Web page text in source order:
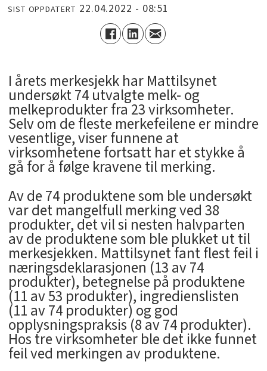
SIST OPPDATERT 22.04.2022 - 08:51
I årets merkesjekk har Mattilsynet
undersøkt 74 utvalgte melk- og
melkeprodukter fra 23 virksomheter.
Selv om de fleste merkefeilene er mindre
vesentlige, viser funnene at
virksomhetene fortsatt har et stykke å
gå for å følge kravene til merking.
Av de 74 produktene som ble undersøkt
var det mangelfull merking ved 38
produkter, det vil si nesten halvparten
av de produktene som ble plukket ut til
merkesjekken. Mattilsynet fant flest feil i
næringsdeklarasjonen (13 av 74
produkter), betegnelse på produktene
(11 av 53 produkter), ingredienslisten
(11 av 74 produkter) og god
opplysningspraksis (8 av 74 produkter).
Hos tre virksomheter ble det ikke funnet
feil ved merkingen av produktene.